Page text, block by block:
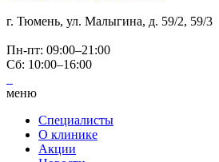
г. Тюмень, ул. Малыгина, д. 59/2, 59/3
Пн-пт: 09:00–21:00
Сб: 10:00–16:00
меню
Специалисты
О клинике
Акции